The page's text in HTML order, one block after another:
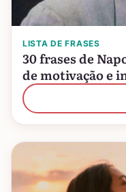
LISTA DE FRASES
30 frases de
de motivação e